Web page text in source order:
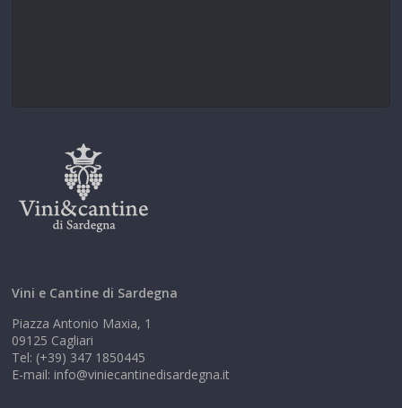
Vini e Cantine di Sardegna
Piazza Antonio Maxia, 1
09125 Cagliari
Tel: (+39) 347 1850445
E-mail: info@viniecantinedisardegna.it